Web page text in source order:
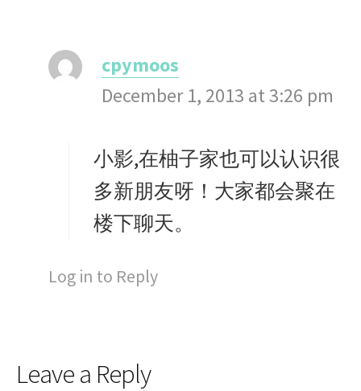
cpymoos
a
s
:
December 1, 2013 at 3:26 pm
小影,在柚子家也可以认识很
多新朋友呀！大家都会聚在
楼下聊天。
Log in to Reply
Leave a Reply